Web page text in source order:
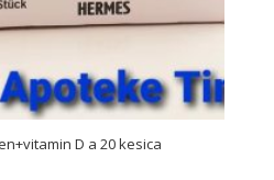
D a 20 kesica